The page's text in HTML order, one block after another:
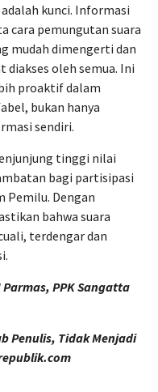
kunci. Informasi
cara pemungutan suara
mudah dimengerti dan
diakses oleh semua. Ini
proaktif dalam
bukan hanya
sendiri.
tinggi nilai
bagi partisipasi
Pemilu. Dengan
bahwa suara
terdengar dan
PPK Sangatta
Penulis, Tidak Menjadi